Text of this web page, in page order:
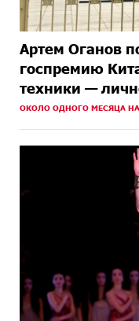
Артем Оганов
госпремию
техники —
ОКОЛО ОДНОГО МЕСЯЦА